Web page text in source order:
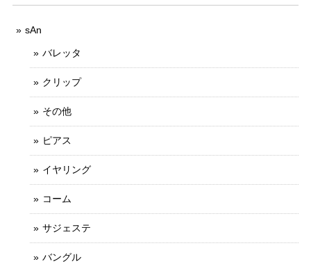
sAn
バレッタ
クリップ
その他
ピアス
イヤリング
コーム
サジェステ
バングル